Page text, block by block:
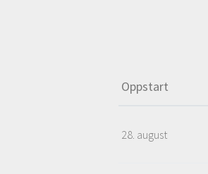
Oppstart
28. august